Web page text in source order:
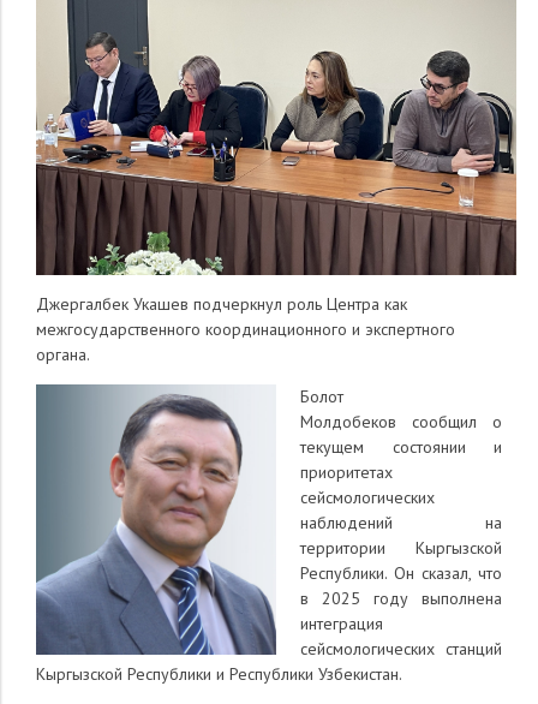
Джергалбек Укашев подчеркнул роль Центра как
межгосударственного координационного и экспертного
органа.
Болот
Молдобеков сообщил о
текущем состоянии и
приоритетах
сейсмологических
наблюдений на
территории Кыргызской
Республики. Он сказал, что
в 2025 году выполнена
интеграция
сейсмологических станций
Кыргызской Республики и Республики Узбекистан.